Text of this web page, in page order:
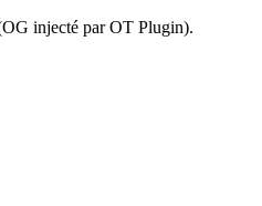
injecté par OT Plugin).